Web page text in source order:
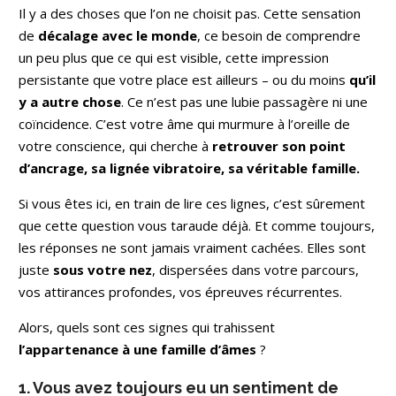
Il y a des choses que l’on ne choisit pas. Cette sensation
de décalage avec le monde, ce besoin de comprendre
un peu plus que ce qui est visible, cette impression
persistante que votre place est ailleurs – ou du moins qu’il
y a autre chose. Ce n’est pas une lubie passagère ni une
coïncidence. C’est votre âme qui murmure à l’oreille de
votre conscience, qui cherche à retrouver son point
d’ancrage, sa lignée vibratoire, sa véritable famille.
Si vous êtes ici, en train de lire ces lignes, c’est sûrement
que cette question vous taraude déjà. Et comme toujours,
les réponses ne sont jamais vraiment cachées. Elles sont
juste sous votre nez, dispersées dans votre parcours,
vos attirances profondes, vos épreuves récurrentes.
Alors, quels sont ces signes qui trahissent
l’appartenance à une famille d’âmes ?
1. Vous avez toujours eu un sentiment de